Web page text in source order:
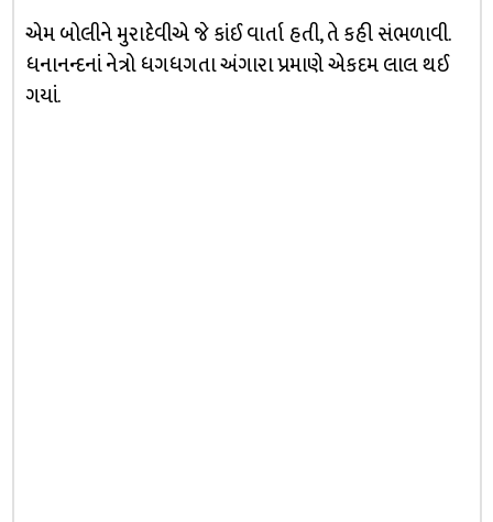
એમ બોલીને મુરાદેવીએ જે કાંઈ વાર્તા હતી, તે કહી સંભળાવી.
ધનાનન્દનાં નેત્રો ધગધગતા અંગારા પ્રમાણે એકદમ લાલ થઈ
ગયાં.